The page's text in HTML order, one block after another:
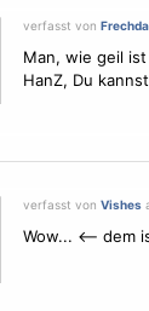
verfasst von
Man, wie geil
HanZ, Du
verfasst von Vishes
Wow... <-- dem